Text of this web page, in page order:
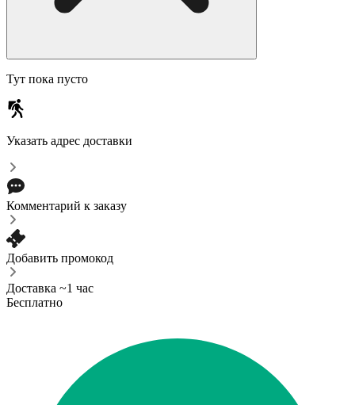
Тут пока пусто
Указать адрес доставки
Комментарий к заказу
Добавить промокод
Доставка ~1 час
Бесплатно